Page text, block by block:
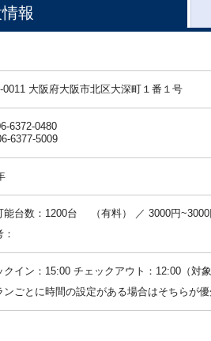
報
0011 大阪府大阪市北区大深町１番１号
6372-0480
6377-5009
能台数：1200台 （有料） ／ 3000円~3000
クイン：15:00 チェックアウト：12:00（対
ごとに時間の設定がある場合はそちらが優